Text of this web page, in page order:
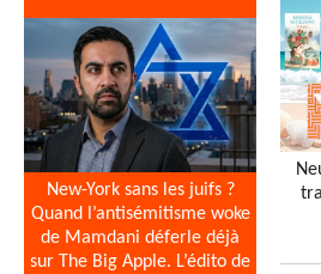
New-York sans les juifs ?
Quand l’antisémitisme woke
de Mamdani déferle déjà
sur The Big Apple. L’édito de